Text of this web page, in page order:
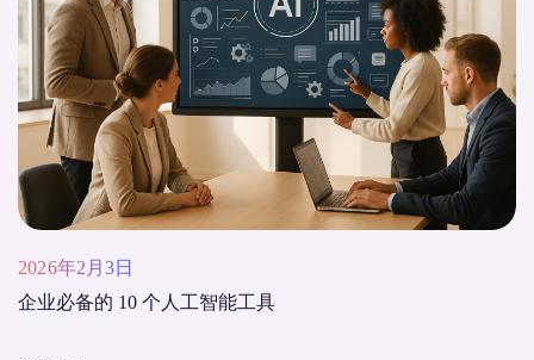
2026年2月3日
企业必备的 10 个人工智能工具